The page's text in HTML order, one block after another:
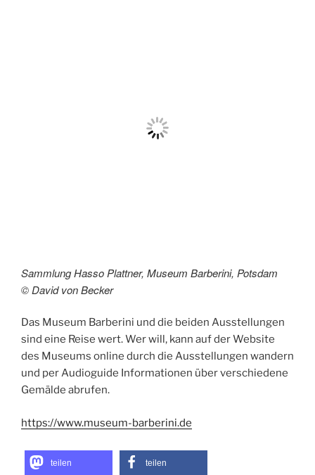
Sammlung Hasso Plattner, Museum Barberini, Potsdam
© David von Becker
Das Museum Barberini und die beiden Ausstellungen
sind eine Reise wert. Wer will, kann auf der Website
des Museums online durch die Ausstellungen wandern
und per Audioguide Informationen über verschiedene
Gemälde abrufen.
https://www.museum-barberini.de
teilen teilen